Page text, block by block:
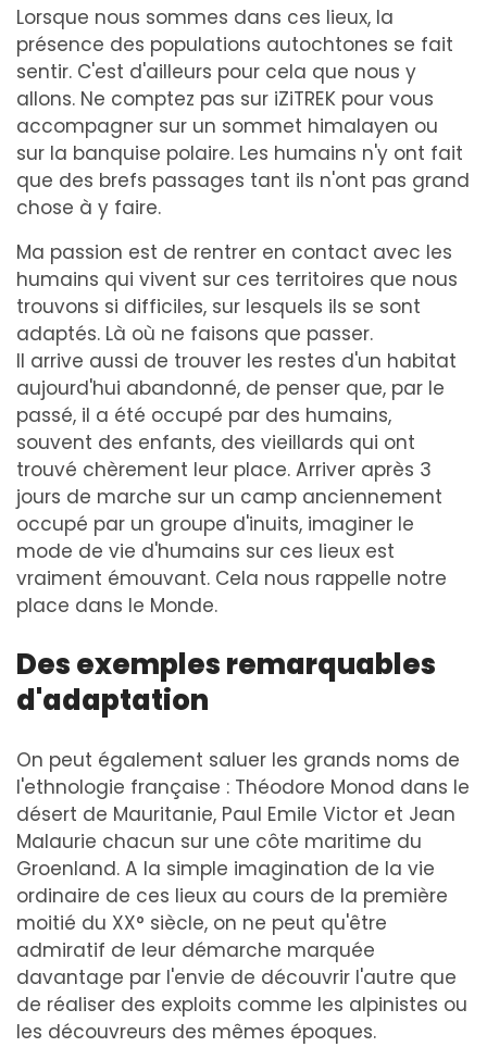
Lorsque nous sommes dans ces lieux, la
présence des populations autochtones se fait
sentir. C'est d'ailleurs pour cela que nous y
allons. Ne comptez pas sur iZiTREK pour vous
accompagner sur un sommet himalayen ou
sur la banquise polaire. Les humains n'y ont fait
que des brefs passages tant ils n'ont pas grand
chose à y faire.
Ma passion est de rentrer en contact avec les
humains qui vivent sur ces territoires que nous
trouvons si difficiles, sur lesquels ils se sont
adaptés. Là où ne faisons que passer.
Il arrive aussi de trouver les restes d'un habitat
aujourd'hui abandonné, de penser que, par le
passé, il a été occupé par des humains,
souvent des enfants, des vieillards qui ont
trouvé chèrement leur place. Arriver après 3
jours de marche sur un camp anciennement
occupé par un groupe d'inuits, imaginer le
mode de vie d'humains sur ces lieux est
vraiment émouvant. Cela nous rappelle notre
place dans le Monde.
Des exemples remarquables
d'adaptation
On peut également saluer les grands noms de
l'ethnologie française : Théodore Monod dans le
désert de Mauritanie, Paul Emile Victor et Jean
Malaurie chacun sur une côte maritime du
Groenland. A la simple imagination de la vie
ordinaire de ces lieux au cours de la première
moitié du XX° siècle, on ne peut qu'être
admiratif de leur démarche marquée
davantage par l'envie de découvrir l'autre que
de réaliser des exploits comme les alpinistes ou
les découvreurs des mêmes époques.